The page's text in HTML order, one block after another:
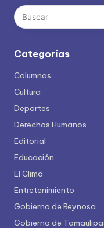
Categorías
Columnas
Cultura
Deportes
Derechos Humanos
Editorial
Educación
El Clima
Entretenimiento
Gobierno de Reynosa
Gobierno de